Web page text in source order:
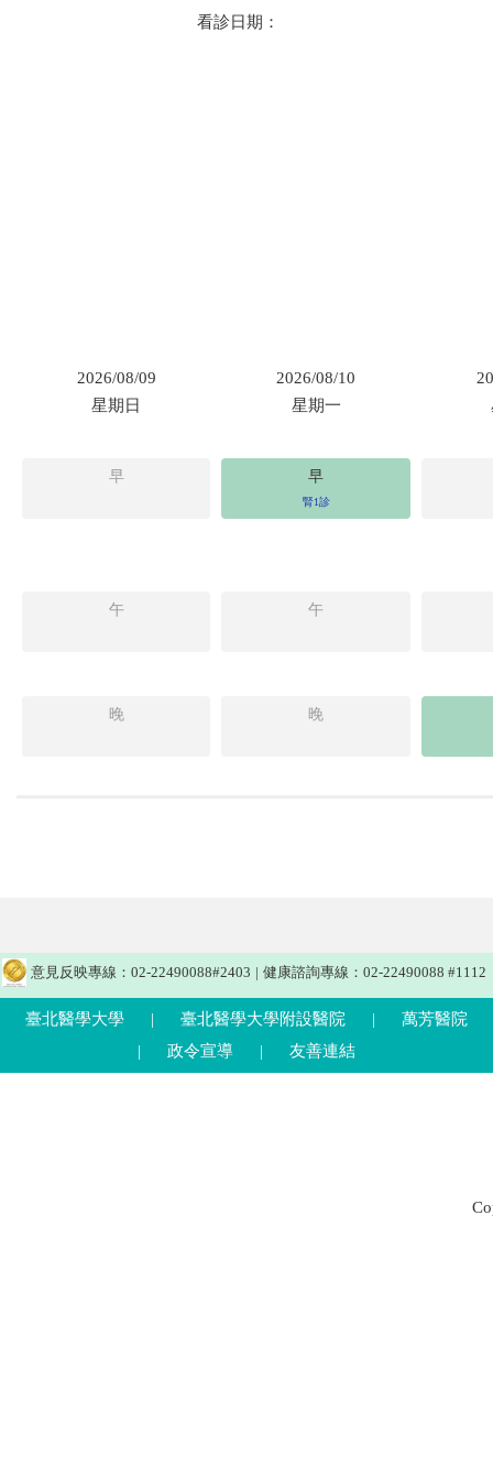
看診日期：
2026/08/09
星期日
2026/08/10
星期一
早 早
腎1診
午 午
晚 晚
意見反映專線：02-22490088#2403 | 健康諮詢專線：02-22490088 #1112
臺北醫學大學 | 臺北醫學大學附設醫院 |
萬芳醫院
|
政令宣導 | 友善連結